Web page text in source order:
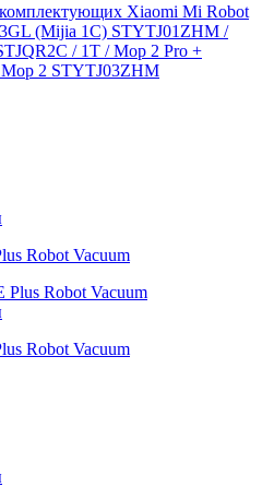
Xiaomi Mi Robot
(Mijia 1C) STYTJ01ZHM /
/ 1T / Mop 2 Pro +
2 STYTJ03ZHM
Robot Vacuum
Robot Vacuum